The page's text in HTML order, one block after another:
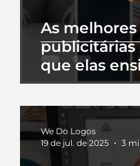
As
publicitárias
que elas
We Do Logos
19 de jul. de 2025
3